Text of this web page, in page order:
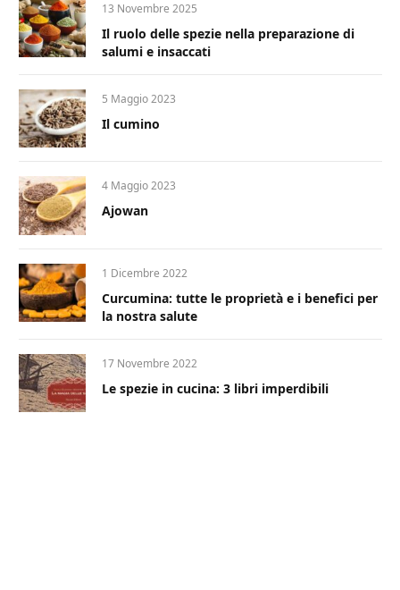
13 Novembre 2025
Il ruolo delle spezie nella preparazione di
salumi e insaccati
5 Maggio 2023
Il cumino
4 Maggio 2023
Ajowan
1 Dicembre 2022
Curcumina: tutte le proprietà e i benefici per
la nostra salute
17 Novembre 2022
Le spezie in cucina: 3 libri imperdibili